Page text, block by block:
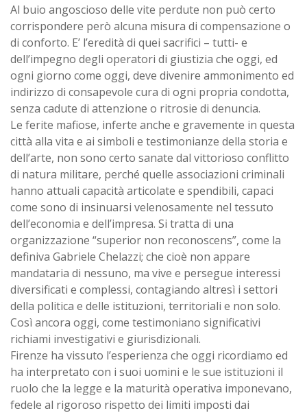
Al buio angoscioso delle vite perdute non può certo
corrispondere però alcuna misura di compensazione o
di conforto. E’ l’eredità di quei sacrifici – tutti- e
dell’impegno degli operatori di giustizia che oggi, ed
ogni giorno come oggi, deve divenire ammonimento ed
indirizzo di consapevole cura di ogni propria condotta,
senza cadute di attenzione o ritrosie di denuncia.
Le ferite mafiose, inferte anche e gravemente in questa
città alla vita e ai simboli e testimonianze della storia e
dell’arte, non sono certo sanate dal vittorioso conflitto
di natura militare, perché quelle associazioni criminali
hanno attuali capacità articolate e spendibili, capaci
come sono di insinuarsi velenosamente nel tessuto
dell’economia e dell’impresa. Si tratta di una
organizzazione “superior non reconoscens”, come la
definiva Gabriele Chelazzi; che cioè non appare
mandataria di nessuno, ma vive e persegue interessi
diversificati e complessi, contagiando altresì i settori
della politica e delle istituzioni, territoriali e non solo.
Così ancora oggi, come testimoniano significativi
richiami investigativi e giurisdizionali.
Firenze ha vissuto l’esperienza che oggi ricordiamo ed
ha interpretato con i suoi uomini e le sue istituzioni il
ruolo che la legge e la maturità operativa imponevano,
fedele al rigoroso rispetto dei limiti imposti dai